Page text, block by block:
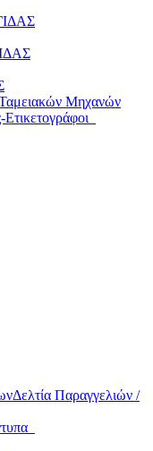
Μηχανών
Ετικετογράφοι
Δελτία Παραγγελιών /